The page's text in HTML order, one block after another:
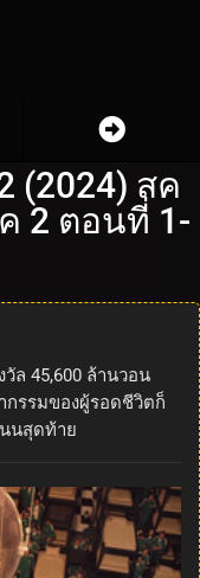
(2024) สค
2 ตอนที่ 1-
ล 45,600 ล้านวอน
กรรมของผู้รอดชีวิตก็
นสุดท้าย